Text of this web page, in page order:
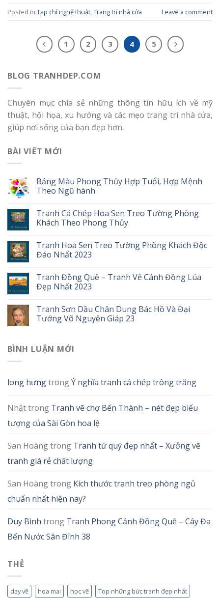
Posted in Tạp chí nghệ thuật,Trang trí nhà cửa Leave a comment
1 2 3 4 5
BLOG TRANHDEP.COM
Chuyên mục chia sẻ những thông tin hữu ích về mỹ
thuật, hội họa, xu hướng và các mẹo trang trí nhà cửa,
giúp nơi sống của bạn đẹp hơn.
BÀI VIẾT MỚI
Bảng Màu Phong Thủy Hợp Tuổi, Hợp Mệnh
Theo Ngũ hành
Tranh Cá Chép Hoa Sen Treo Tường Phòng
Khách Theo Phong Thủy
Tranh Hoa Sen Treo Tường Phòng Khách Độc
Đáo Nhất 2023
Tranh Đồng Quê – Tranh Vẽ Cánh Đồng Lúa
Đẹp Nhất 2023
Tranh Sơn Dầu Chân Dung Bác Hồ Và Đại
Tướng Võ Nguyên Giáp 23
BÌNH LUẬN MỚI
long hưngtrongÝ nghĩa tranh cá chép trông trăng
Nhậttrong Tranh vẽ chợ Bến Thành – nét đẹp biểu
tượng của Sài Gòn hoa lệ
San Hoàngtrong Tranh tứ quý đẹp nhất – Xưởng vẽ
tranh giá rẻ chất lượng
San Hoàngtrong Kích thước tranh treo phòng ngủ
chuẩn nhất hiện nay?
Duy Bình trong Tranh Phong Cảnh Đồng Quê – Cây Đa
Bến Nước Sân Đình 38
THẺ
dạy vẽ hoa mai học vẽ
Top những bức tranh đẹp nhất